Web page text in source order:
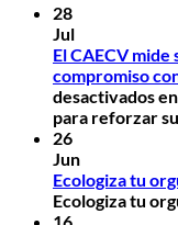
28
Jul
El CAECV
compromiso
desactivados
para reforzar
26
Jun
Ecologiza tu
Ecologiza tu